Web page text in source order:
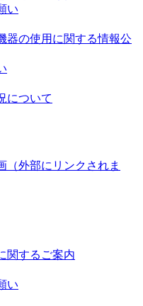
い
器の使用に関する情報公
について
（外部にリンクされま
関するご案内
い